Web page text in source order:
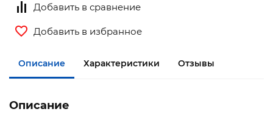
Добавить в сравнение
Добавить в избранное
Описание Характеристики Отзывы
Описание